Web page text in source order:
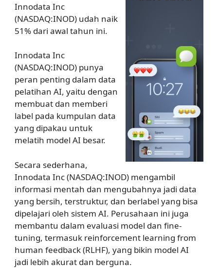
Innodata Inc
(NASDAQ:INOD) udah naik
51% dari awal tahun ini.
Innodata Inc
(NASDAQ:INOD) punya
peran penting dalam data
pelatihan AI, yaitu dengan
membuat dan memberi
label pada kumpulan data
yang dipakau untuk
melatih model AI besar.
Secara sederhana,
Innodata Inc (NASDAQ:INOD) mengambil
informasi mentah dan mengubahnya jadi data
yang bersih, terstruktur, dan berlabel yang bisa
dipelajari oleh sistem AI. Perusahaan ini juga
membantu dalam evaluasi model dan fine-
tuning, termasuk reinforcement learning from
human feedback (RLHF), yang bikin model AI
jadi lebih akurat dan berguna.